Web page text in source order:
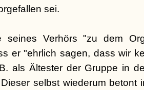
sei.
Verhörs "zu dem
er "ehrlich sagen, dass wir
als Ältester der Gruppe in
selbst wiederum betont